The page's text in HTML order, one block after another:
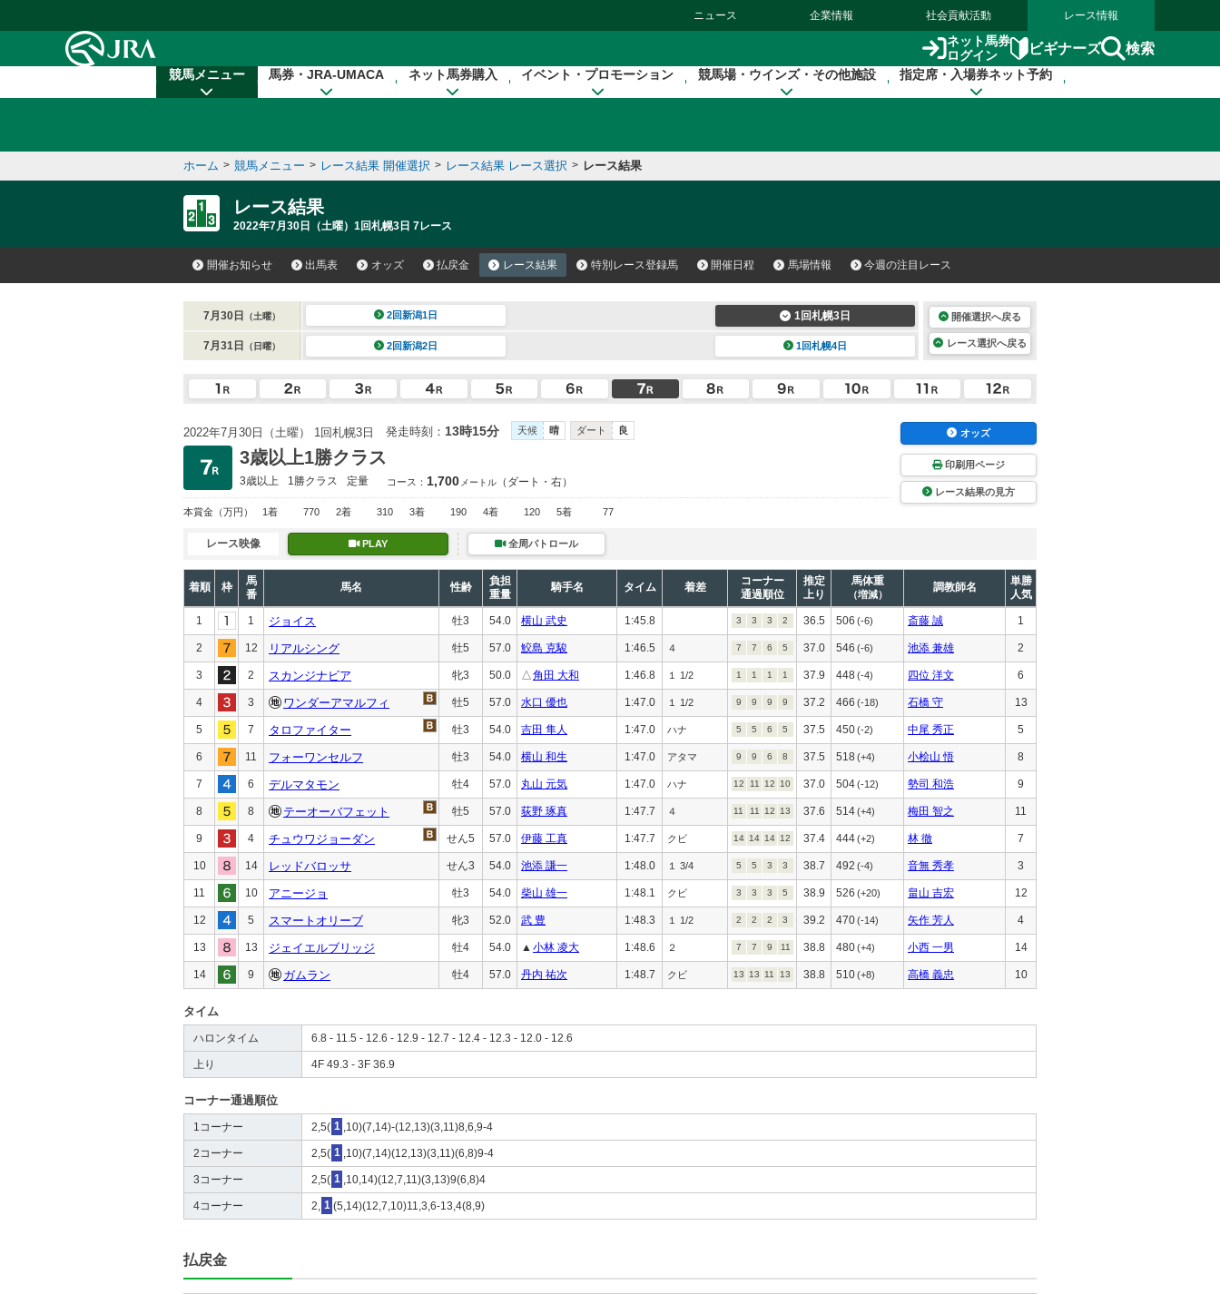
ニュース 企業情報 社会貢献活動 レース情報
ネット馬券
ログイン
ビギナーズ 検索
競馬メニュー 馬券・JRA-UMACA ネット馬券購入 イベント・プロモーション 競馬場・ウインズ・その他施設 指定席・入場券ネット予約
ホーム > 競馬メニュー > レース結果 開催選択 > レース結果 レース選択 > レース結果
レース結果
2022年7月30日（土曜）1回札幌3日 7レース
開催お知らせ 出馬表 オッズ 払戻金 レース結果 特別レース登録馬 開催日程 馬場情報 今週の注目レース
7月30日 （土曜） 2回新潟1日 1回札幌3日
7月31日 （日曜） 2回新潟2日 1回札幌4日
開催選択へ戻る
レース選択へ戻る
2022年7月30日（土曜） 1回札幌3日 発走時刻： 13時15分 天候 晴 ダート 良
3歳以上1勝クラス
3歳以上 1勝クラス 定量 コース： 1,700 メートル （ダート・右）
本賞金 （万円） 1着 770 2着 310 3着 190 4着 120 5着 77
オッズ
印刷用ページ
レース結果の見方
レース映像 PLAY 全周パトロール
着順 枠
馬
番
馬名 性齢
負担
重量
騎手名 タイム 着差
コーナー
通過順位
推定
上り
馬体重
（増減）
調教師名
単勝
人気
1 1 ジョイス 牡3 54.0 横山 武史 1:45.8 3 3 3 2 36.5 506 (-6) 斎藤 誠 1
2 12 リアルシング 牡5 57.0 鮫島 克駿 1:46.5 ４ 7 7 6 5 37.0 546 (-6) 池添 兼雄 2
3 2 スカンジナビア 牝3 50.0 △角田 大和 1:46.8 １ 1/2 1 1 1 1 37.9 448(-4) 四位 洋文 6
4 3 ワンダーアマルフィ 牡5 57.0 水口 優也 1:47.0 １ 1/2 9 9 9 9 37.2 466 (-18) 石橋 守 13
5 7 タロファイター 牡3 54.0 吉田 隼人 1:47.0 ハナ 5 5 6 5 37.5 450(-2) 中尾 秀正 5
6 11 フォーワンセルフ 牡3 54.0 横山 和生 1:47.0 アタマ 9 9 6 8 37.5 518 (+4) 小桧山 悟 8
7 6 デルマタモン 牡4 57.0 丸山 元気 1:47.0 ハナ 12 11 12 10 37.0 504(-12) 勢司 和浩 9
8 8 テーオーバフェット 牡5 57.0 荻野 琢真 1:47.7 ４ 11 11 12 13 37.6 514(+4) 梅田 智之 11
9 4 チュウワジョーダン せん5 57.0 伊藤 工真 1:47.7 クビ 14 14 14 12 37.4 444(+2) 林 徹 7
10 14 レッドバロッサ せん3 54.0 池添 謙一 1:48.0 １ 3/4 5 5 3 3 38.7 492 (-4) 音無 秀孝 3
11 10 アニージョ 牡3 54.0 柴山 雄一 1:48.1 クビ 3 3 3 5 38.9 526 (+20) 畠山 吉宏 12
12 5 スマートオリーブ 牝3 52.0 武 豊 1:48.3 １ 1/2 2 2 2 3 39.2 470(-14) 矢作 芳人 4
13 13 ジェイエルブリッジ 牡4 54.0 ▲ 小林 凌大 1:48.6 ２ 7 7 9 11 38.8 480(+4) 小西 一男 14
14 9 ガムラン 牡4 57.0 丹内 祐次 1:48.7 クビ 13 13 11 13 38.8 510(+8) 高橋 義忠 10
タイム
ハロンタイム 6.8 - 11.5 - 12.6 - 12.9 - 12.7 - 12.4 - 12.3 - 12.0 - 12.6
上り 4F 49.3 - 3F 36.9
コーナー通過順位
1コーナー 2,5( 1 ,10)(7,14)-(12,13)(3,11)8,6,9-4
2コーナー 2,5( 1 ,10)(7,14)(12,13)(3,11)(6,8)9-4
3コーナー 2,5( 1 ,10,14)(12,7,11)(3,13)9(6,8)4
4コーナー 2, 1 (5,14)(12,7,10)11,3,6-13,4(8,9)
払戻金